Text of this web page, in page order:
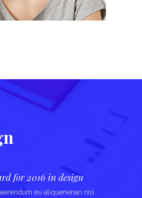
for 2016 in design
eu aliquenenan nisi